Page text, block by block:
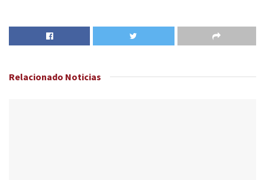
Relacionado Noticias